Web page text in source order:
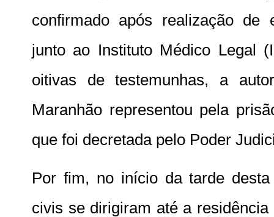
confirmado após realização de
junto ao Instituto Médico Legal
oitivas de testemunhas, a
Maranhão representou pela
que foi decretada pelo Poder
Por fim, no início da tarde
civis se dirigiram até a